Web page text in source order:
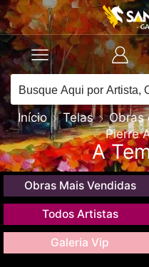
Início Telas Obras
Pierre
A
Obras Mais Vendidas
Todos Artistas
Galeria Vip